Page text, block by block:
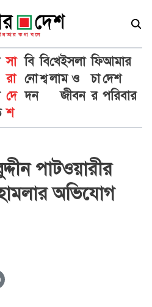
সা
রা
দে
শ
বি
নো
দন
বি
শ্ব
খে
লা
ইসলা
ম ও
জীবন
ফি
চা
র
আমার
দেশ
পরিবার
পাটওয়ারীর
অভিযোগ